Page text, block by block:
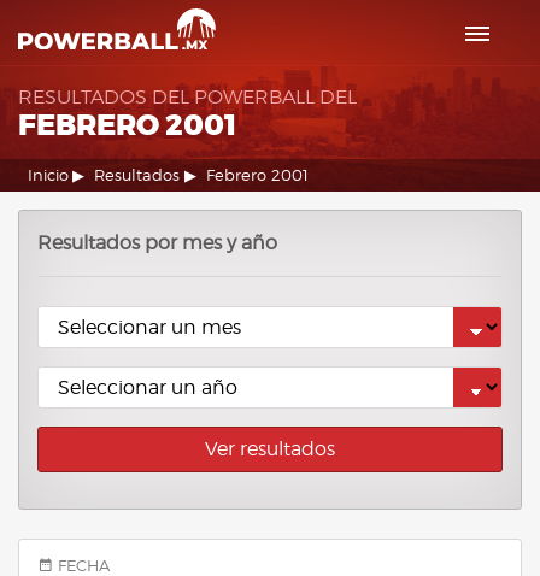
RESULTADOS DEL POWERBALL DEL
FEBRERO 2001
Inicio Resultados Febrero 2001
Resultados por mes y año
Ver resultados
FECHA